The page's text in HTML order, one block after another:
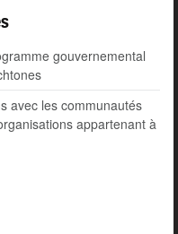
gouvernemental
avec les communautés
appartenant à